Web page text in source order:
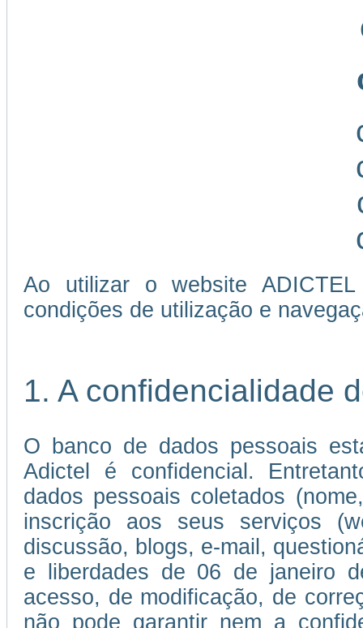
Ao utilizar o website
condições de utilização e
1. A confidencialidade
O banco de dados pessoais
Adictel é confidencial.
dados pessoais coletados
inscrição aos seus serviços
discussão, blogs, e-mail,
e liberdades de 06 de janeiro
acesso, de modificação, de
não pode garantir nem a